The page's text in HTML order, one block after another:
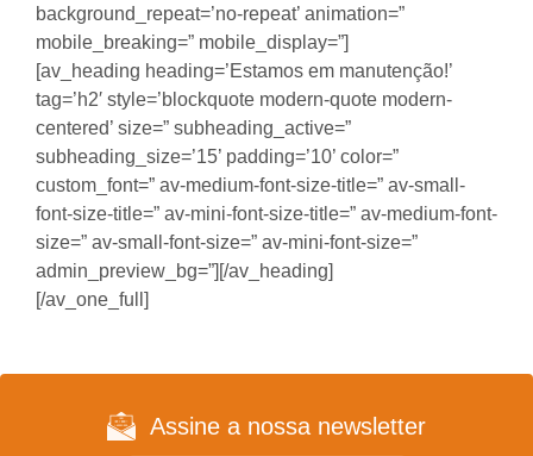
background_repeat=’no-repeat’ animation=”
mobile_breaking=” mobile_display=”]
[av_heading heading=’Estamos em manutenção!’
tag=’h2′ style=’blockquote modern-quote modern-
centered’ size=” subheading_active=”
subheading_size=’15’ padding=’10’ color=”
custom_font=” av-medium-font-size-title=” av-small-
font-size-title=” av-mini-font-size-title=” av-medium-font-
size=” av-small-font-size=” av-mini-font-size=”
admin_preview_bg=”][/av_heading]
[/av_one_full]
Assine a nossa newsletter